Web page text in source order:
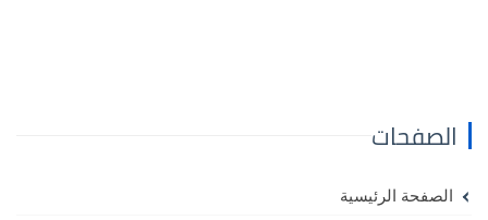
الصفحات
الصفحة الرئيسية